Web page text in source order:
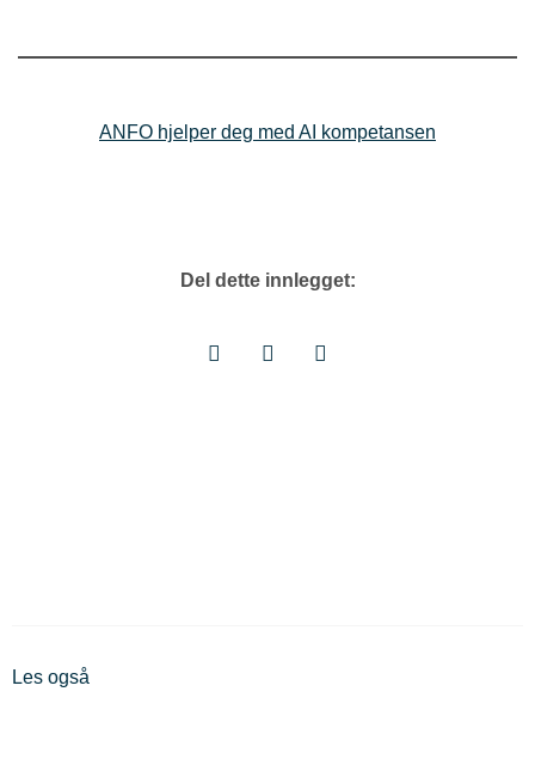
ANFO hjelper deg med AI kompetansen
Del dette innlegget:
Les også